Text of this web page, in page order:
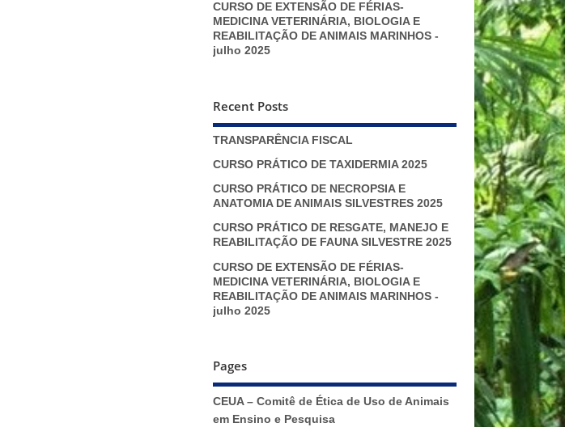
CURSO DE EXTENSÃO DE FÉRIAS-
MEDICINA VETERINÁRIA, BIOLOGIA E
REABILITAÇÃO DE ANIMAIS MARINHOS -
julho 2025
Recent Posts
TRANSPARÊNCIA FISCAL
CURSO PRÁTICO DE TAXIDERMIA 2025
CURSO PRÁTICO DE NECROPSIA E
ANATOMIA DE ANIMAIS SILVESTRES 2025
CURSO PRÁTICO DE RESGATE, MANEJO E
REABILITAÇÃO DE FAUNA SILVESTRE 2025
CURSO DE EXTENSÃO DE FÉRIAS-
MEDICINA VETERINÁRIA, BIOLOGIA E
REABILITAÇÃO DE ANIMAIS MARINHOS -
julho 2025
Pages
CEUA – Comitê de Ética de Uso de Animais
em Ensino e Pesquisa